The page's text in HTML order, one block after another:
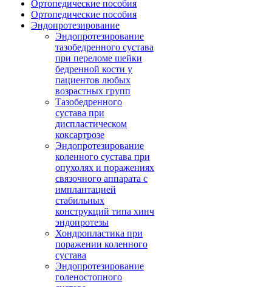
Ортопедические пособия
Ортопедические пособия
Эндопротезирование
Эндопротезирование
тазобедренного сустава
при переломе шейки
бедренной кости у
пациентов любых
возрастных групп
Тазобедренного
сустава при
диспластическом
коксартрозе
Эндопротезирование
коленного сустава при
опухолях и поражениях
связочного аппарата с
имплантацией
стабильных
конструкций типа хинч
эндопротезы
Хондропластика при
поражении коленного
сустава
Эндопротезирование
голеностопного